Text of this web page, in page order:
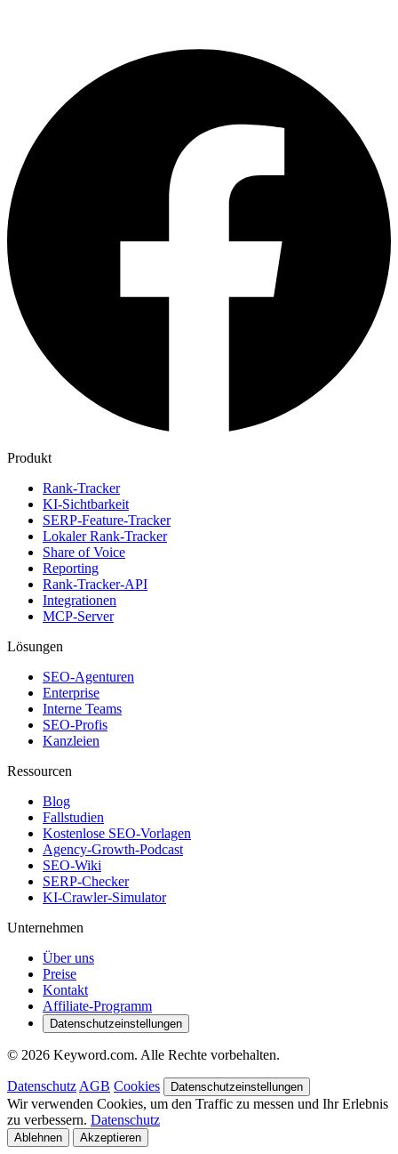
Produkt
Rank-Tracker
KI-Sichtbarkeit
SERP-Feature-Tracker
Lokaler Rank-Tracker
Share of Voice
Reporting
Rank-Tracker-API
Integrationen
MCP-Server
Lösungen
SEO-Agenturen
Enterprise
Interne Teams
SEO-Profis
Kanzleien
Ressourcen
Blog
Fallstudien
Kostenlose SEO-Vorlagen
Agency-Growth-Podcast
SEO-Wiki
SERP-Checker
KI-Crawler-Simulator
Unternehmen
Über uns
Preise
Kontakt
Affiliate-Programm
Datenschutzeinstellungen
© 2026 Keyword.com. Alle Rechte vorbehalten.
Datenschutz AGB Cookies Datenschutzeinstellungen
Wir verwenden Cookies, um den Traffic zu messen und Ihr Erlebnis
zu verbessern. Datenschutz
Ablehnen Akzeptieren